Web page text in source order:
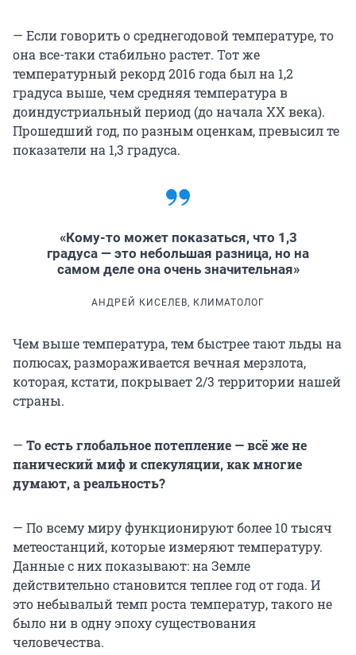
— Если говорить о среднегодовой температуре, то
она все-таки стабильно растет. Тот же
температурный рекорд 2016 года был на 1,2
градуса выше, чем средняя температура в
доиндустриальный период (до начала ХХ века).
Прошедший год, по разным оценкам, превысил те
показатели на 1,3 градуса.
«Кому-то может показаться, что 1,3
градуса — это небольшая разница, но на
самом деле она очень значительная»
АНДРЕЙ КИСЕЛЕВ, КЛИМАТОЛОГ
Чем выше температура, тем быстрее тают льды на
полюсах, размораживается вечная мерзлота,
которая, кстати, покрывает 2/3 территории нашей
страны.
— То есть глобальное потепление — всё же не
панический миф и спекуляции, как многие
думают, а реальность?
— По всему миру функционируют более 10 тысяч
метеостанций, которые измеряют температуру.
Данные с них показывают: на Земле
действительно становится теплее год от года. И
это небывалый темп роста температур, такого не
было ни в одну эпоху существования
человечества.